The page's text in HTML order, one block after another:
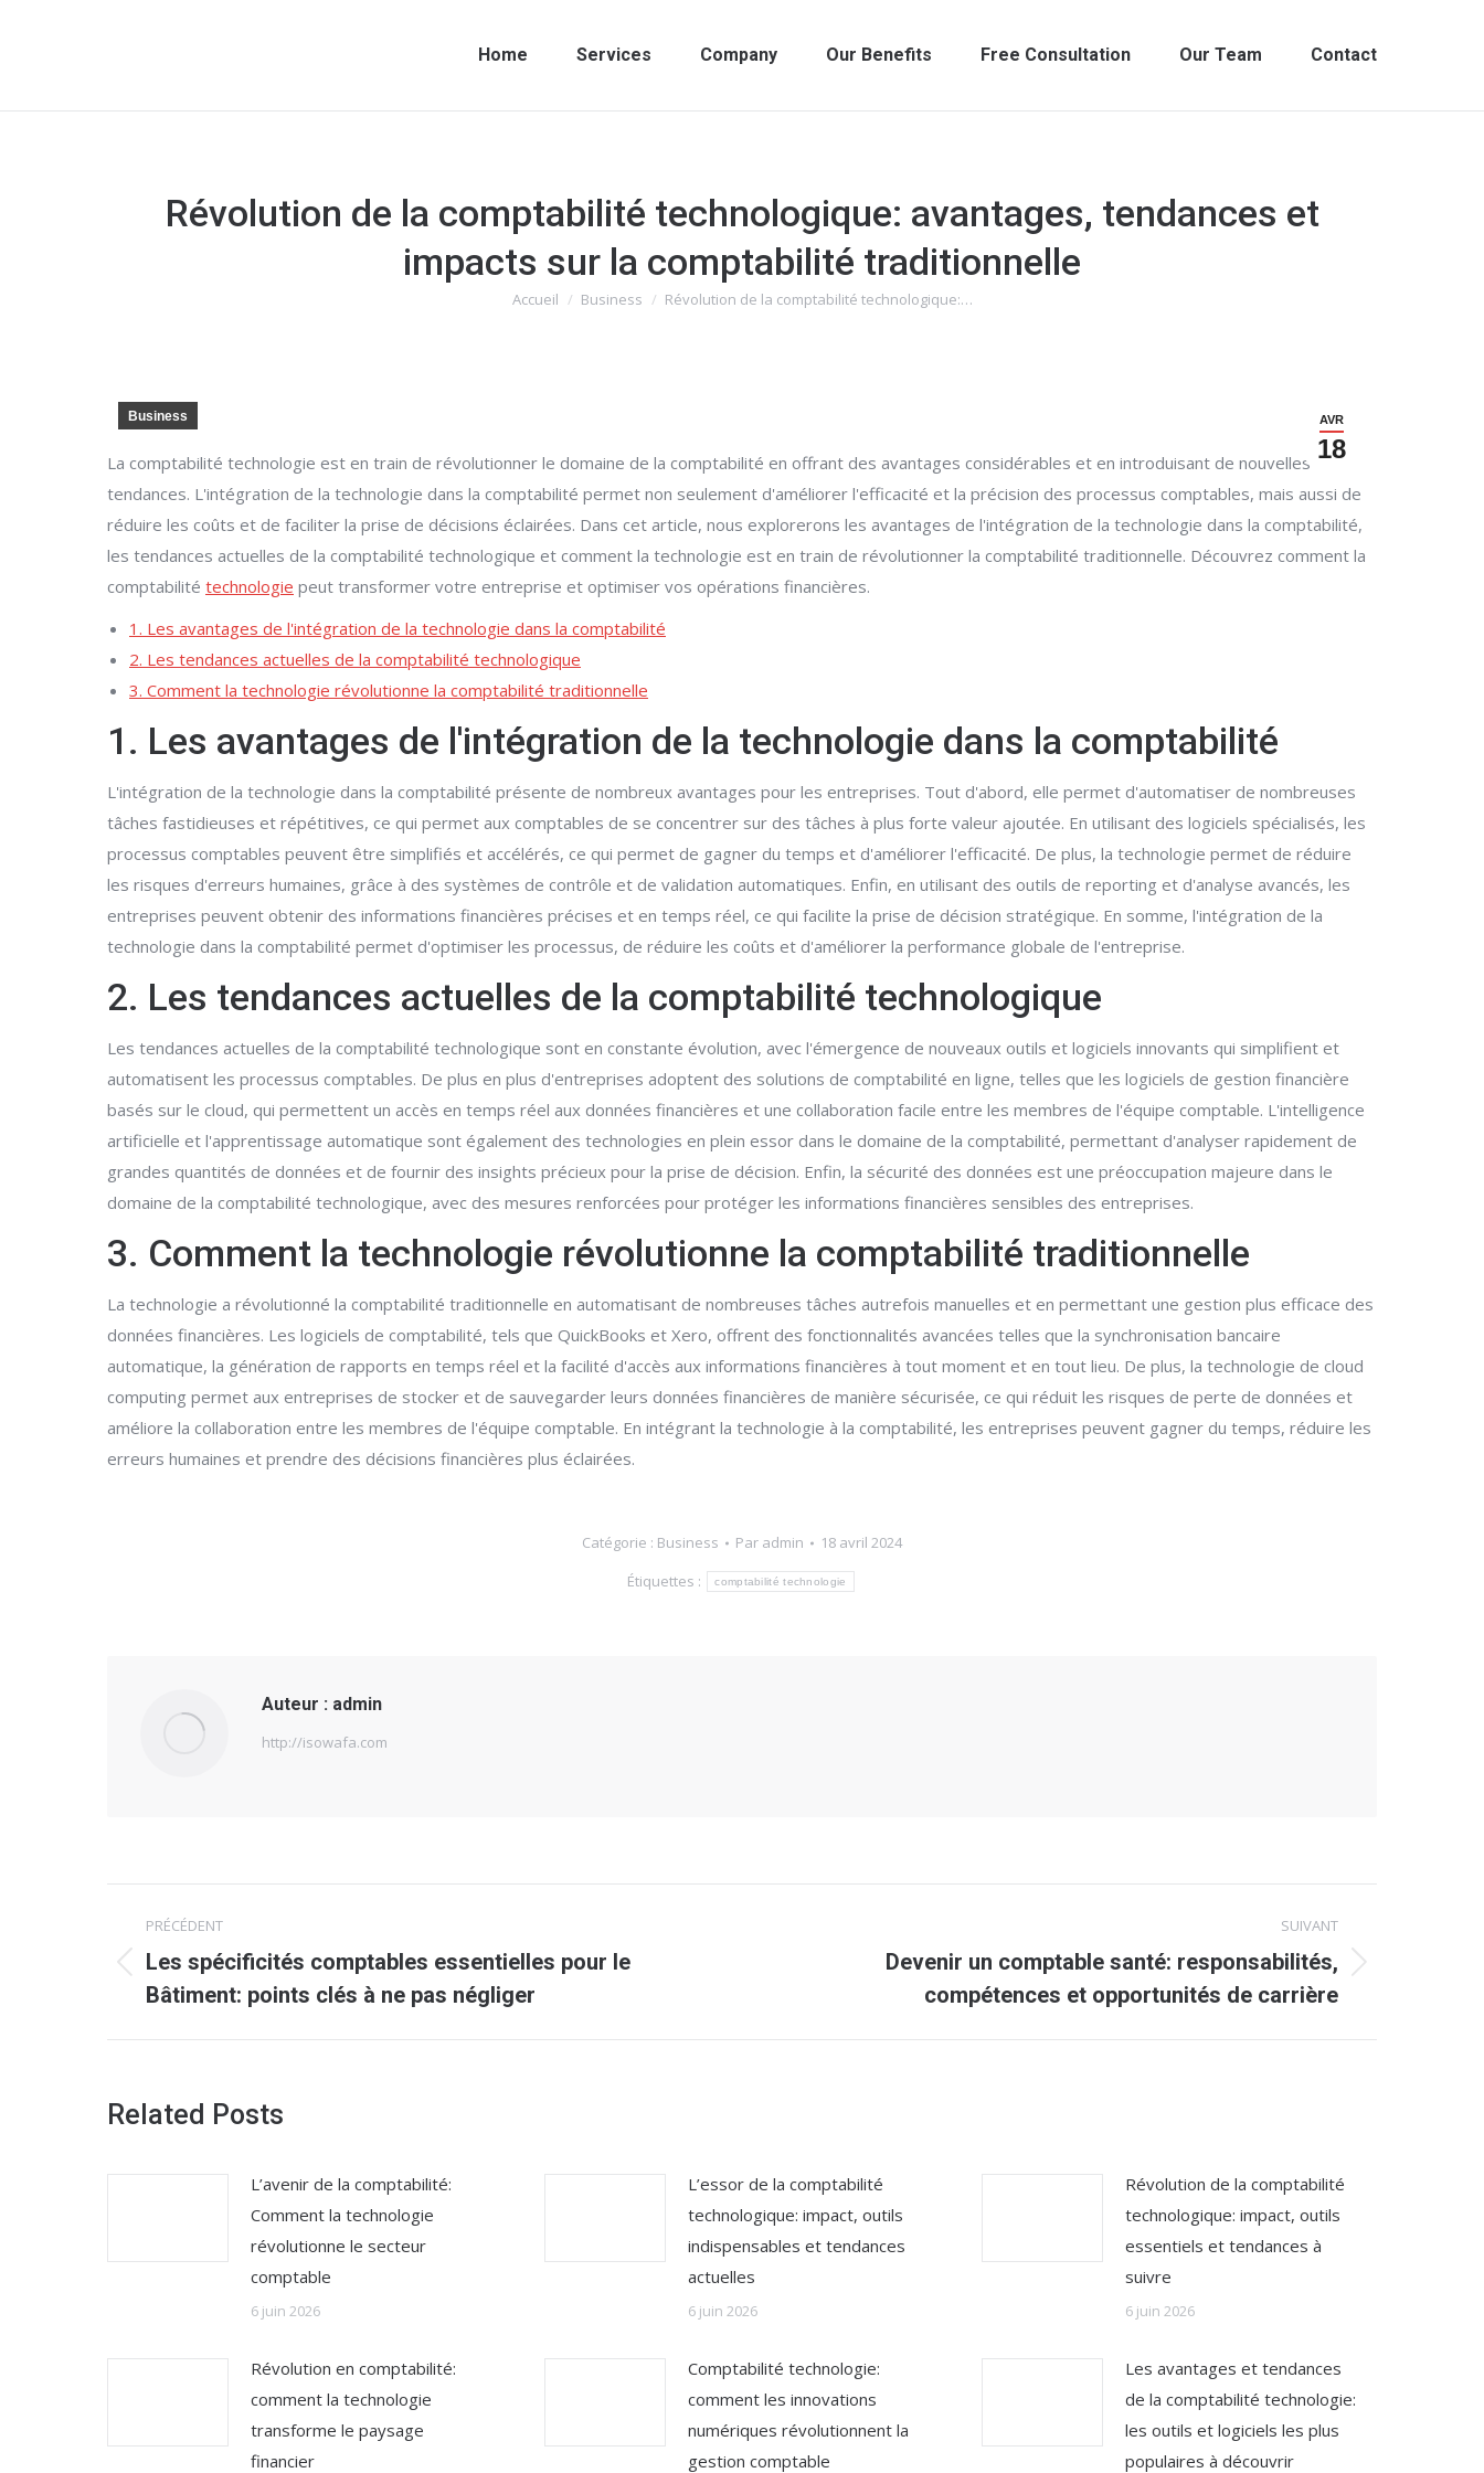
Home Services Company Our Benefits Free Consultation Our Team Contact
Révolution de la comptabilité technologique: avantages, tendances et
impacts sur la comptabilité traditionnelle
Vous êtes ici :
Accueil Business Révolution de la comptabilité technologique:…
AVR
18
Business
La comptabilité technologie est en train de révolutionner le domaine de la comptabilité en offrant des avantages considérables et en introduisant de nouvelles
tendances. L'intégration de la technologie dans la comptabilité permet non seulement d'améliorer l'efficacité et la précision des processus comptables, mais aussi de
réduire les coûts et de faciliter la prise de décisions éclairées. Dans cet article, nous explorerons les avantages de l'intégration de la technologie dans la comptabilité,
les tendances actuelles de la comptabilité technologique et comment la technologie est en train de révolutionner la comptabilité traditionnelle. Découvrez comment la
comptabilité technologie peut transformer votre entreprise et optimiser vos opérations financières.
1. Les avantages de l'intégration de la technologie dans la comptabilité
2. Les tendances actuelles de la comptabilité technologique
3. Comment la technologie révolutionne la comptabilité traditionnelle
1. Les avantages de l'intégration de la technologie dans la comptabilité
L'intégration de la technologie dans la comptabilité présente de nombreux avantages pour les entreprises. Tout d'abord, elle permet d'automatiser de nombreuses
tâches fastidieuses et répétitives, ce qui permet aux comptables de se concentrer sur des tâches à plus forte valeur ajoutée. En utilisant des logiciels spécialisés, les
processus comptables peuvent être simplifiés et accélérés, ce qui permet de gagner du temps et d'améliorer l'efficacité. De plus, la technologie permet de réduire
les risques d'erreurs humaines, grâce à des systèmes de contrôle et de validation automatiques. Enfin, en utilisant des outils de reporting et d'analyse avancés, les
entreprises peuvent obtenir des informations financières précises et en temps réel, ce qui facilite la prise de décision stratégique. En somme, l'intégration de la
technologie dans la comptabilité permet d'optimiser les processus, de réduire les coûts et d'améliorer la performance globale de l'entreprise.
2. Les tendances actuelles de la comptabilité technologique
Les tendances actuelles de la comptabilité technologique sont en constante évolution, avec l'émergence de nouveaux outils et logiciels innovants qui simplifient et
automatisent les processus comptables. De plus en plus d'entreprises adoptent des solutions de comptabilité en ligne, telles que les logiciels de gestion financière
basés sur le cloud, qui permettent un accès en temps réel aux données financières et une collaboration facile entre les membres de l'équipe comptable. L'intelligence
artificielle et l'apprentissage automatique sont également des technologies en plein essor dans le domaine de la comptabilité, permettant d'analyser rapidement de
grandes quantités de données et de fournir des insights précieux pour la prise de décision. Enfin, la sécurité des données est une préoccupation majeure dans le
domaine de la comptabilité technologique, avec des mesures renforcées pour protéger les informations financières sensibles des entreprises.
3. Comment la technologie révolutionne la comptabilité traditionnelle
La technologie a révolutionné la comptabilité traditionnelle en automatisant de nombreuses tâches autrefois manuelles et en permettant une gestion plus efficace des
données financières. Les logiciels de comptabilité, tels que QuickBooks et Xero, offrent des fonctionnalités avancées telles que la synchronisation bancaire
automatique, la génération de rapports en temps réel et la facilité d'accès aux informations financières à tout moment et en tout lieu. De plus, la technologie de cloud
computing permet aux entreprises de stocker et de sauvegarder leurs données financières de manière sécurisée, ce qui réduit les risques de perte de données et
améliore la collaboration entre les membres de l'équipe comptable. En intégrant la technologie à la comptabilité, les entreprises peuvent gagner du temps, réduire les
erreurs humaines et prendre des décisions financières plus éclairées.
Catégorie : Business Par admin
18 avril 2024
Étiquettes :
comptabilité technologie
Auteur : admin
http://isowafa.com
Navigation
article
PRÉCÉDENT
Article
précédent
:
Les spécificités comptables essentielles pour le
Bâtiment: points clés à ne pas négliger
SUIVANT
:
Devenir un comptable santé: responsabilités,
compétences et opportunités de carrière
Related Posts
L’avenir de la comptabilité:
Comment la technologie
révolutionne le secteur
comptable
6 juin 2026
L’essor de la comptabilité
technologique: impact, outils
indispensables et tendances
actuelles
6 juin 2026
Révolution de la comptabilité
technologique: impact, outils
essentiels et tendances à
suivre
6 juin 2026
Révolution en comptabilité:
comment la technologie
transforme le paysage
financier
Comptabilité technologie:
comment les innovations
numériques révolutionnent la
gestion comptable
Les avantages et tendances
de la comptabilité technologie:
les outils et logiciels les plus
populaires à découvrir